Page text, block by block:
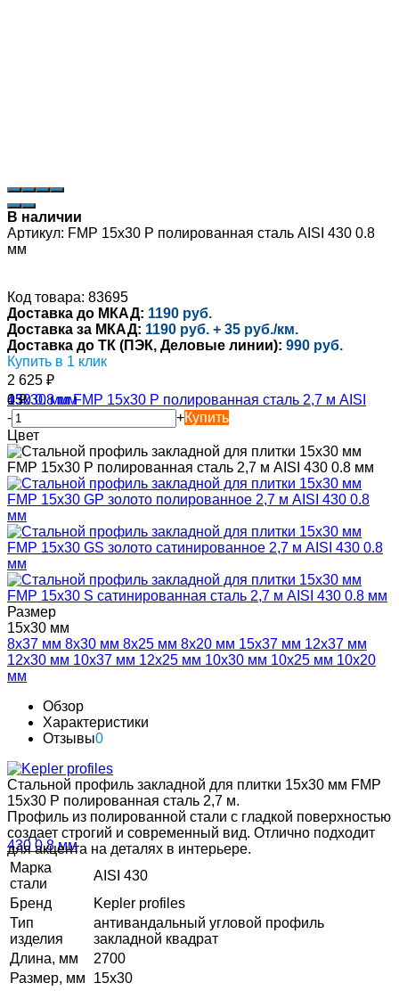
В наличии
Артикул: FMP 15x30 P полированная сталь AISI 430 0.8
мм
Код товара: 83695
Доставка до МКАД: 1190 руб.
Доставка за МКАД: 1190 руб. + 35 руб./км.
Доставка до ТК (ПЭК, Деловые линии): 990 руб.
Купить в 1 клик
2 625 ₽
0₽
-
+Купить
Цвет
Размер
15х30 мм
8х37 мм 8х30 мм 8х25 мм 8х20 мм 15х37 мм 12х37 мм
12х30 мм 10х37 мм 12х25 мм 10х30 мм 10х25 мм 10х20
мм
Обзор
Характеристики
Отзывы0
Стальной профиль закладной для плитки 15х30 мм FMP
15х30 P полированная сталь 2,7 м.
Профиль из полированной стали с гладкой поверхностью
создает строгий и современный вид. Отлично подходит
для акцента на деталях в интерьере.
Марка
стали
AISI 430
Бренд
Kepler profiles
Тип
изделия
антивандальный угловой профиль
закладной квадрат
Длина, мм
2700
Размер, мм
15х30